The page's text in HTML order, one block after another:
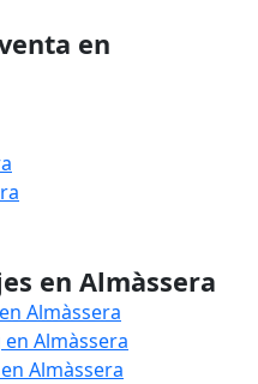
en
en Almàssera
Almàssera
Almàssera
Almàssera